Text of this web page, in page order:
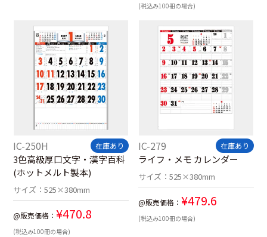
(税込み100冊の場合)
IC-250H 在庫あり
3色高級厚口文字・漢字百科
(ホットメルト製本)
サイズ：525×380mm
@販売価格： ¥470.8
(税込み100冊の場合)
IC-279 在庫あり
ライフ・メモ カレンダー
サイズ： 525×380mm
@販売価格： ¥479.6
(税込み100冊の場合)